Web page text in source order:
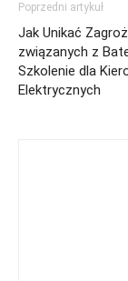
Poprzedni artykuł
Jak Unikać
związanych z
Szkolenie dla
Elektrycznych